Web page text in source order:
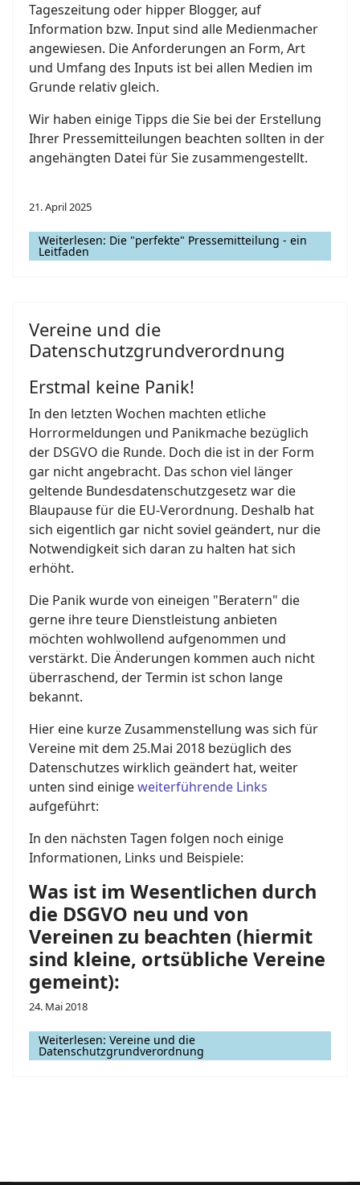
Tageszeitung oder hipper Blogger, auf
Information bzw. Input sind alle Medienmacher
angewiesen. Die Anforderungen an Form, Art
und Umfang des Inputs ist bei allen Medien im
Grunde relativ gleich.
Wir haben einige Tipps die Sie bei der Erstellung
Ihrer Pressemitteilungen beachten sollten in der
angehängten Datei für Sie zusammengestellt.
21. April 2025
Weiterlesen: Die "perfekte" Pressemitteilung - ein
Leitfaden
Vereine und die
Datenschutzgrundverordnung
Erstmal keine Panik!
In den letzten Wochen machten etliche
Horrormeldungen und Panikmache bezüglich
der DSGVO die Runde. Doch die ist in der Form
gar nicht angebracht. Das schon viel länger
geltende Bundesdatenschutzgesetz war die
Blaupause für die EU-Verordnung. Deshalb hat
sich eigentlich gar nicht soviel geändert, nur die
Notwendigkeit sich daran zu halten hat sich
erhöht.
Die Panik wurde von eineigen "Beratern" die
gerne ihre teure Dienstleistung anbieten
möchten wohlwollend aufgenommen und
verstärkt. Die Änderungen kommen auch nicht
überraschend, der Termin ist schon lange
bekannt.
Hier eine kurze Zusammenstellung was sich für
Vereine mit dem 25.Mai 2018 bezüglich des
Datenschutzes wirklich geändert hat, weiter
unten sind einigeweiterführende Links
aufgeführt:
In den nächsten Tagen folgen noch einige
Informationen, Links und Beispiele:
Was ist im Wesentlichen durch
die DSGVO neu und von
Vereinen zu beachten (hiermit
sind kleine, ortsübliche Vereine
gemeint):
24. Mai 2018
Weiterlesen: Vereine und die
Datenschutzgrundverordnung